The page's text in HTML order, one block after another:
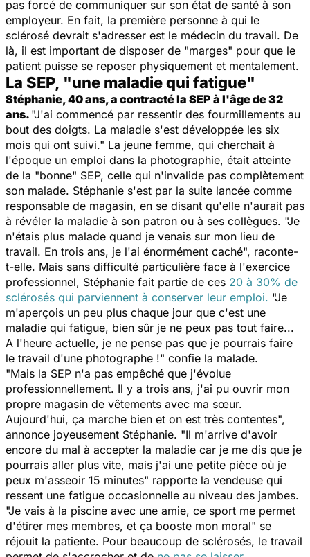
pas forcé de communiquer sur son état de santé à son
employeur. En fait, la première personne à qui le
sclérosé devrait s'adresser est le médecin du travail. De
là, il est important de disposer de "marges" pour que le
patient puisse se reposer physiquement et mentalement.
La SEP, "une maladie qui fatigue"
Stéphanie, 40 ans, a contracté la SEP à l'âge de 32
ans. "J'ai commencé par ressentir des fourmillements au
bout des doigts. La maladie s'est développée les six
mois qui ont suivi." La jeune femme, qui cherchait à
l'époque un emploi dans la photographie, était atteinte
de la "bonne" SEP, celle qui n'invalide pas complètement
son malade. Stéphanie s'est par la suite lancée comme
responsable de magasin, en se disant qu'elle n'aurait pas
à révéler la maladie à son patron ou à ses collègues. "Je
n'étais plus malade quand je venais sur mon lieu de
travail. En trois ans, je l'ai énormément caché", raconte-
t-elle. Mais sans difficulté particulière face à l'exercice
professionnel, Stéphanie fait partie de ces 20 à 30% de
sclérosés qui parviennent à conserver leur emploi. "Je
m'aperçois un peu plus chaque jour que c'est une
maladie qui fatigue, bien sûr je ne peux pas tout faire...
A l'heure actuelle, je ne pense pas que je pourrais faire
le travail d'une photographe !" confie la malade.
"Mais la SEP n'a pas empêché que j'évolue
professionnellement. Il y a trois ans, j'ai pu ouvrir mon
propre magasin de vêtements avec ma sœur.
Aujourd'hui, ça marche bien et on est très contentes",
annonce joyeusement Stéphanie. "Il m'arrive d'avoir
encore du mal à accepter la maladie car je me dis que je
pourrais aller plus vite, mais j'ai une petite pièce où je
peux m'asseoir 15 minutes" rapporte la vendeuse qui
ressent une fatigue occasionnelle au niveau des jambes.
"Je vais à la piscine avec une amie, ce sport me permet
d'étirer mes membres, et ça booste mon moral" se
réjouit la patiente. Pour beaucoup de sclérosés, le travail